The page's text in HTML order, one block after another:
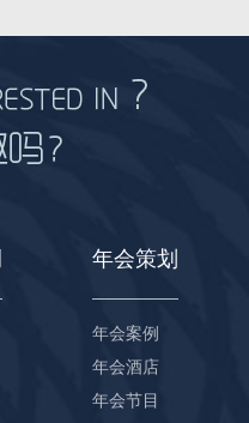
年会策划
年会案例
年会酒店
年会节目